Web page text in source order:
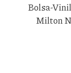
Bolsa-
Milton